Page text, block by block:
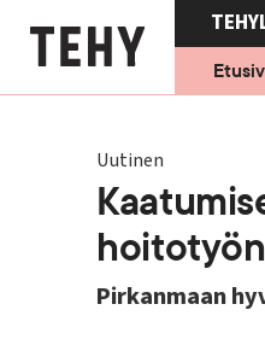
pääsisältöön
Uutinen
Pirkanmaan